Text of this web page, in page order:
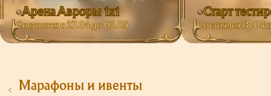
Арена Авроры 1х1
Состоится с 27.04 до 03.05
Старт
Состоялся 18.04
Марафоны и ивенты